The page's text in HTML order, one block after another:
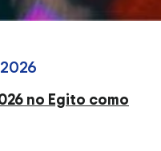
no Egito como